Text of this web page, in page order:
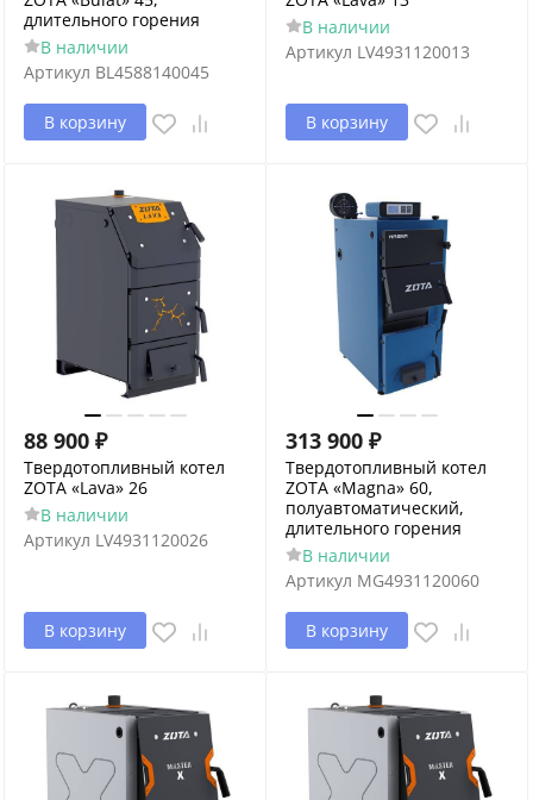
длительного горения
В наличии
Артикул BL4588140045
В корзину
В наличии
Артикул LV4931120013
В корзину
88 900 ₽
Твердотопливный котел
ZOTA «Lava» 26
В наличии
Артикул LV4931120026
В корзину
313 900 ₽
Твердотопливный котел
ZOTA «Magna» 60,
полуавтоматический,
длительного горения
В наличии
Артикул MG4931120060
В корзину